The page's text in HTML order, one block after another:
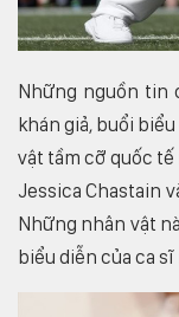
Những nguồn tin
khán giả, buổi
vật tầm cỡ quốc
Jessica Chastain
Những nhân vật
biểu diễn của ca